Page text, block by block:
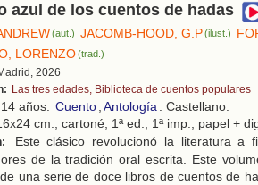
azul de los cuentos de hadas
(aut.) JACOMB-HOOD, G.P(ilust.)
LORENZO(trad.)
2026
Las tres edades, Biblioteca de cuentos populares
años. Cuento,Antología. Castellano.
cm.; cartoné; 1ª ed., 1ª imp.; papel +
Este clásico revolucionó la literatura a
de la tradición oral escrita. Este
una serie de doce libros de cuentos de